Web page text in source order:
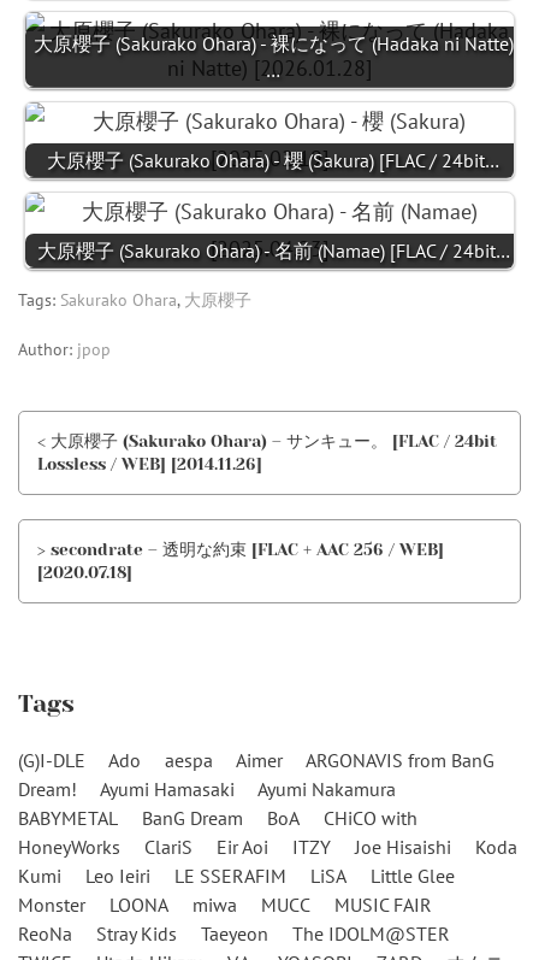
大原櫻子 (Sakurako Ohara) - 裸になって (Hadaka ni Natte)
…
大原櫻子 (Sakurako Ohara) - 櫻 (Sakura) [FLAC / 24bit…
大原櫻子 (Sakurako Ohara) - 名前 (Namae) [FLAC / 24bit…
Tags: Sakurako Ohara, 大原櫻子
Author: jpop
< 大原櫻子 (Sakurako Ohara) – サンキュー。 [FLAC / 24bit
Lossless / WEB] [2014.11.26]
> secondrate – 透明な約束 [FLAC + AAC 256 / WEB]
[2020.07.18]
Tags
(G)I-DLE Ado aespa Aimer
ARGONAVIS from BanG
Dream!
Ayumi Hamasaki
Ayumi Nakamura
BABYMETAL
BanG Dream BoA
CHiCO with
HoneyWorks
ClariS Eir Aoi ITZY Joe Hisaishi
Koda
Kumi
Leo Ieiri LE SSERAFIM LiSA
Little Glee
Monster
LOONA miwa MUCC
MUSIC FAIR
ReoNa
Stray Kids Taeyeon
The IDOLM@STER